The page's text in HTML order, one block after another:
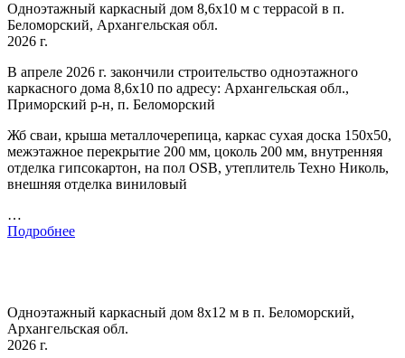
Одноэтажный каркасный дом 8,6х10 м с террасой в п.
Беломорский, Архангельская обл.
2026 г.
В апреле 2026 г. закончили строительство одноэтажного
каркасного дома 8,6х10 по адресу: Архангельская обл.,
Приморский р-н, п. Беломорский
Жб сваи, крыша металлочерепица, каркас сухая доска 150х50,
межэтажное перекрытие 200 мм, цоколь 200 мм, внутренняя
отделка гипсокартон, на пол OSB, утеплитель Техно Николь,
внешняя отделка виниловый
…
Подробнее
Одноэтажный каркасный дом 8х12 м в п. Беломорский,
Архангельская обл.
2026 г.